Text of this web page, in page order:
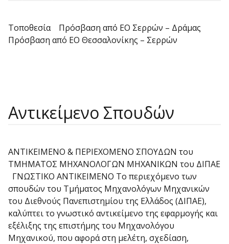
Τοποθεσία Πρόσβαση από ΕΟ Σερρών – Δράμας
Πρόσβαση από ΕΟ Θεσσαλονίκης – Σερρών
Αντικείμενο Σπουδών
ΑΝΤΙΚΕΙΜΕΝΟ & ΠΕΡΙΕΧΟΜΕΝΟ ΣΠΟΥΔΩΝ του
ΤΜΗΜΑΤΟΣ ΜΗΧΑΝΟΛΟΓΩΝ ΜΗΧΑΝΙΚΩΝ του ΔΙΠΑΕ
ΓΝΩΣΤΙΚΟ ΑΝΤΙΚΕΙΜΕΝΟ Το περιεχόμενο των
σπουδών του Τμήματος Μηχανολόγων Μηχανικών
του Διεθνούς Πανεπιστημίου της Ελλάδος (ΔΙΠΑΕ),
καλύπτει το γνωστικό αντικείμενο της εφαρμογής και
εξέλιξης της επιστήμης του Μηχανολόγου
Μηχανικού, που αφορά στη μελέτη, σχεδίαση,